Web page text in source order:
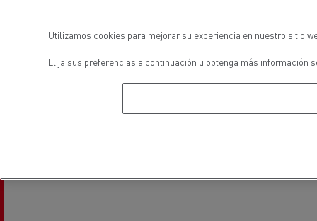
Utilizamos cookies para mejorar su experiencia en nuestro sitio
Elija sus preferencias a continuación u obtenga más información